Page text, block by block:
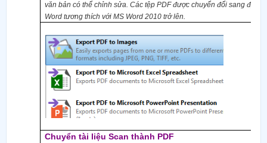
văn bản có thể chỉnh sửa. Các tệp PDF được chuyển đổi sang định
Word tương thích với MS Word 2010 trở lên.
Chuyển tài liệu Scan thành PDF